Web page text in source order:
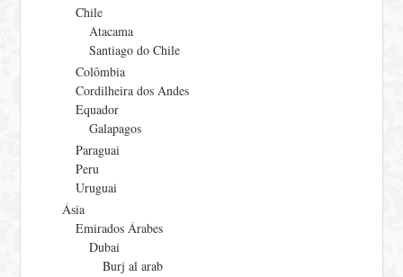
Chile
Atacama
Santiago do Chile
Colômbia
Cordilheira dos Andes
Equador
Galapagos
Paraguai
Peru
Uruguai
Ásia
Emirados Árabes
Dubai
Burj al arab